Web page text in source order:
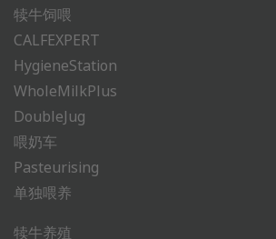
犊牛饲喂
CALFEXPERT
HygieneStation
WholeMilkPlus
DoubleJug
喂奶车
Pasteurising
单独喂养
犊牛养殖